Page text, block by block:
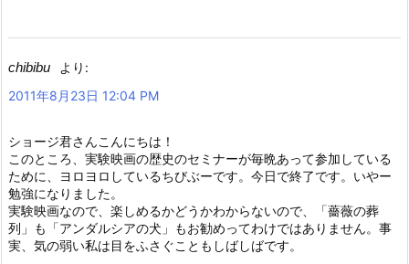
chibibu
より:
2011年8月23日 12:04 PM
ショージ君さんこんにちは！
このところ、実験映画の歴史のセミナーが毎晩あって参加している
ために、ヨロヨロしているちびぶーです。今日で終了です。いやー
勉強になりました。
実験映画なので、楽しめるかどうかわからないので、「薔薇の葬
列」も「アンダルシアの犬」もお勧めってわけではありません。事
実、気の弱い私は目をふさぐこともしばしばです。